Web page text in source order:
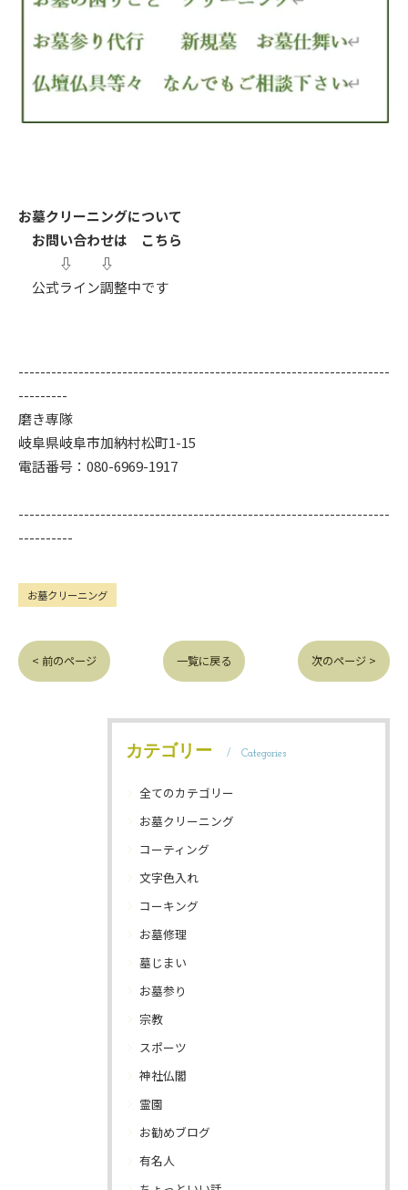
お墓クリーニングについて
お問い合わせは こちら
⇩ ⇩
公式ライン調整中です
--------------------------------------------------------------------
---------
磨き専隊
岐阜県岐阜市加納村松町1-15
電話番号：080-6969-1917
--------------------------------------------------------------------
----------
お墓クリーニング
< 前のページ 一覧に戻る 次のページ >
カテゴリー Categories
全てのカテゴリー
お墓クリーニング
コーティング
文字色入れ
コーキング
お墓修理
墓じまい
お墓参り
宗教
スポーツ
神社仏閣
霊園
お勧めブログ
有名人